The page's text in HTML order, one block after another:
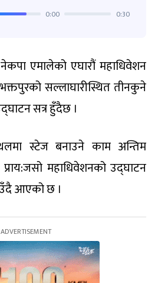
0:00 0:30
एमालेको एघारौं महाधिवेशन
सल्लाघारीस्थित तीनकुने
सत्र हुँदैछ ।
स्टेज बनाउने काम अन्तिम
महाधिवेशनको उद्घाटन
आएको छ ।